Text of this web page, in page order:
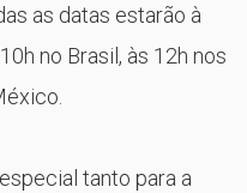
as datas estarão à
no Brasil, às 12h nos
tanto para a